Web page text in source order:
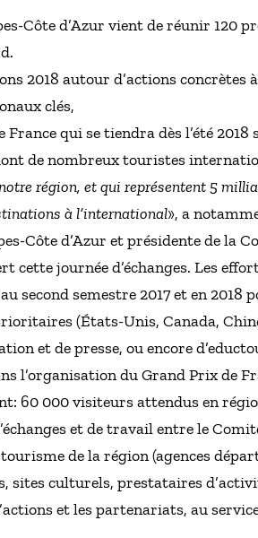
Côte d’Azur vient de réunir 120
2018 autour d’actions concrètes
clés,
qui se tiendra dès l’été
de nombreux touristes
région, et qui représentent 5
à l’international», a
Côte d’Azur et présidente de la
cette journée d’échanges. Les
second semestre 2017 et en
(États-Unis, Canada,
et de presse, ou encore
l’organisation du Grand Prix de
60 000 visiteurs attendus en
et de travail entre le
de la région (agences
sites culturels, prestataires
et les partenariats, au